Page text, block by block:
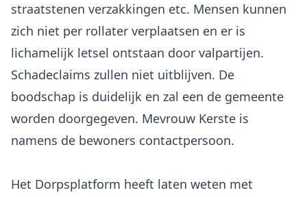
straatstenen verzakkingen etc. Mensen kunnen
zich niet per rollater verplaatsen en er is
lichamelijk letsel ontstaan door valpartijen.
Schadeclaims zullen niet uitblijven. De
boodschap is duidelijk en zal een de gemeente
worden doorgegeven. Mevrouw Kerste is
namens de bewoners contactpersoon.
Het Dorpsplatform heeft laten weten met